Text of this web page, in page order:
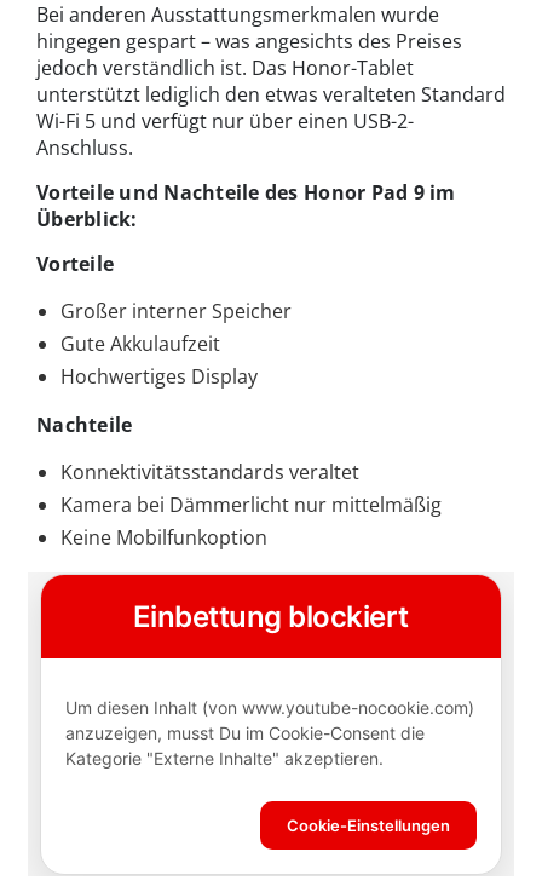
Bei anderen Ausstattungsmerkmalen wurde
hingegen gespart – was angesichts des Preises
jedoch verständlich ist. Das Honor-Tablet
unterstützt lediglich den etwas veralteten Standard
Wi-Fi 5 und verfügt nur über einen USB-2-
Anschluss.
Vorteile und Nachteile des Honor Pad 9 im
Überblick:
Vorteile
Großer interner Speicher
Gute Akkulaufzeit
Hochwertiges Display
Nachteile
Konnektivitätsstandards veraltet
Kamera bei Dämmerlicht nur mittelmäßig
Keine Mobilfunkoption